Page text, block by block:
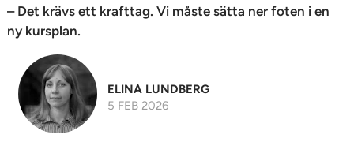
– Det krävs ett krafttag. Vi måste sätta ner foten i en
ny kursplan.
ELINA LUNDBERG
5 FEB 2026